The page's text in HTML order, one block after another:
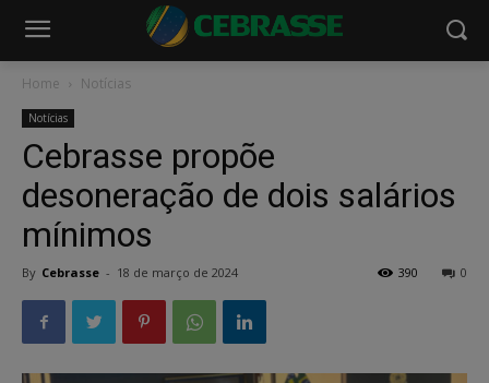
Home Notícias
Notícias
Cebrasse propõe
desoneração de dois salários
mínimos
By Cebrasse - 18 de março de 2024 0
390